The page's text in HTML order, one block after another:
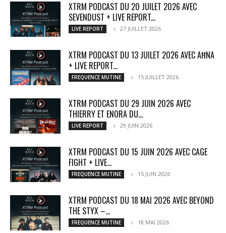
XTRM PODCAST DU 20 JUILET 2026 AVEC
SEVENDUST + LIVE REPORT...
LIVE REPORT 27 JUILLET 2026
XTRM PODCAST DU 13 JUILET 2026 AVEC AĦNA
+ LIVE REPORT...
FREQUENCE MUTINE 15 JUILLET 2026
XTRM PODCAST DU 29 JUIN 2026 AVEC
THIERRY ET ENORA DU...
LIVE REPORT 29 JUIN 2026
XTRM PODCAST DU 15 JUIN 2026 AVEC CAGE
FIGHT + LIVE...
FREQUENCE MUTINE 15 JUIN 2026
XTRM PODCAST DU 18 MAI 2026 AVEC BEYOND
THE STYX –...
FREQUENCE MUTINE 18 MAI 2026